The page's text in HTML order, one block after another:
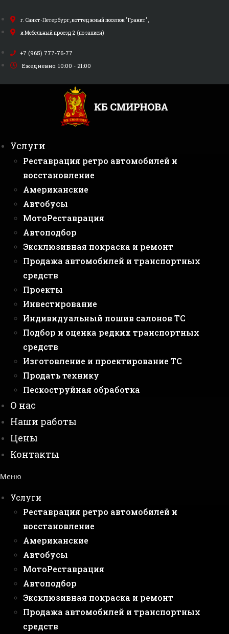
к
содержимому
г. Санкт-Петербург, коттеджный поселок "Гранит",
и Мебельный проезд 2 (по записи)
+7 (965) 777-76-77
Ежедневно: 10:00 - 21:00
Услуги
Реставрация ретро автомобилей и
восстановление
Американские
Автобусы
МотоРеставрация
Автоподбор
Эксклюзивная покраска и ремонт
Продажа автомобилей и транспортных
средств
Проекты
Инвестирование
Индивидуальный пошив салонов ТС
Подбор и оценка редких транспортных
средств
Изготовление и проектирование ТС
Продать технику
Пескоструйная обработка
О нас
Наши работы
Цены
Контакты
Меню
Услуги
Реставрация ретро автомобилей и
восстановление
Американские
Автобусы
МотоРеставрация
Автоподбор
Эксклюзивная покраска и ремонт
Продажа автомобилей и транспортных
средств